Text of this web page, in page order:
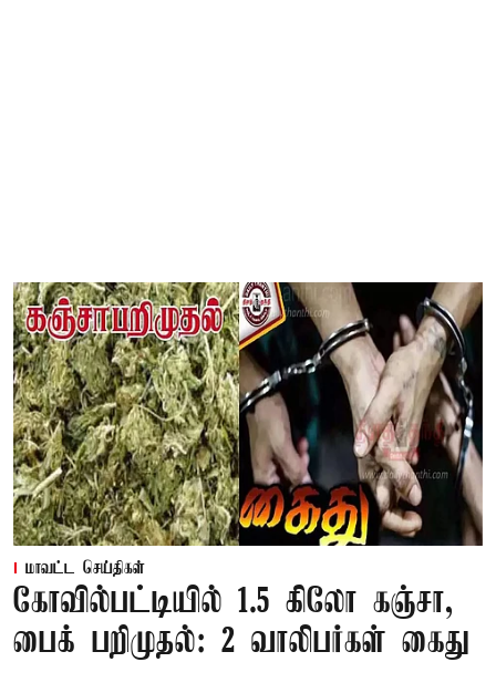
மாவட்ட செய்திகள்
கோவில்பட்டியில் 1.5 கிலோ கஞ்சா,
பைக் பறிமுதல்: 2 வாலிபர்கள் கைது